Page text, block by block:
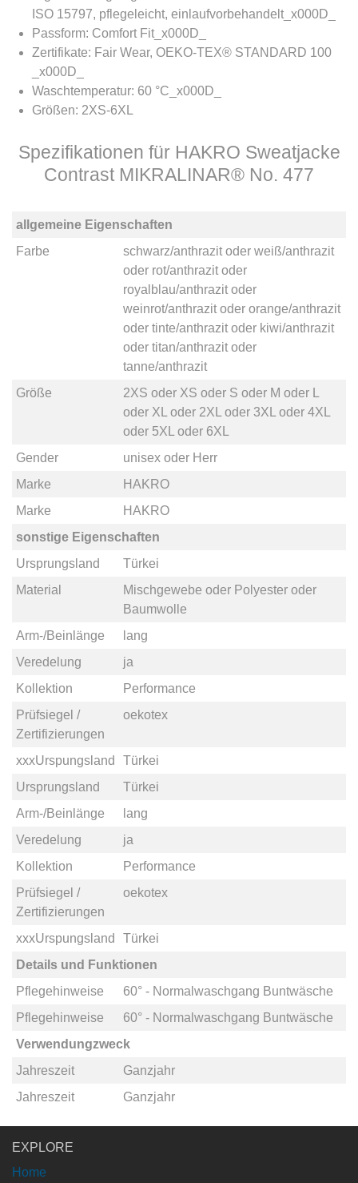
ISO 15797, pflegeleicht, einlaufvorbehandelt_x000D_
Passform: Comfort Fit_x000D_
Zertifikate: Fair Wear, OEKO-TEX® STANDARD 100
_x000D_
Waschtemperatur: 60 °C_x000D_
Größen: 2XS-6XL
Spezifikationen für HAKRO Sweatjacke
Contrast MIKRALINAR® No. 477
allgemeine Eigenschaften
Farbe
schwarz/anthrazitoder weiß/anthrazit
oder rot/anthrazitoder
royalblau/anthrazitoder
weinrot/anthrazitoder orange/anthrazit
oder tinte/anthrazitoder kiwi/anthrazit
oder titan/anthrazitoder
tanne/anthrazit
Größe
2XS oder XS oder S oder M oder
oder XL oder 2XL oder 3XL oder 4XL
oder 5XL oder 6XL
Gender
unisexoder Herr
Marke
HAKRO
Marke
HAKRO
sonstige Eigenschaften
Ursprungsland
Türkei
Material
Mischgewebe oder Polyesteroder
Baumwolle
Arm-/Beinlänge
lang
Veredelung
ja
Kollektion
Performance
Prüfsiegel /
Zertifizierungen
oekotex
xxxUrspungsland
Türkei
Ursprungsland
Türkei
Arm-/Beinlänge
lang
Veredelung
ja
Kollektion
Performance
Prüfsiegel /
Zertifizierungen
oekotex
xxxUrspungsland
Türkei
Details und Funktionen
Pflegehinweise
60° - Normalwaschgang Buntwäsche
Pflegehinweise
60° - Normalwaschgang Buntwäsche
Verwendungzweck
Jahreszeit
Ganzjahr
Jahreszeit
Ganzjahr
EXPLORE
Home